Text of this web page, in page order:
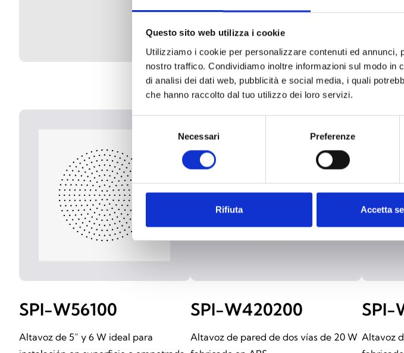
Questo sito web utilizza i cookie
Utilizziamo i cookie per personalizzare contenuti ed
nostro traffico. Condividiamo inoltre informazioni sul modo
di analisi dei dati web, pubblicità e social media, i quali
che hanno raccolto dal tuo utilizzo dei loro servizi.
Necessari Preferenze
Rifiuta Accetta
SPI-W56100
Altavoz de 5” y 6 W ideal para
SPI-W420200
Altavoz de pared de dos vías de 20 W
SPI-
Altavoz